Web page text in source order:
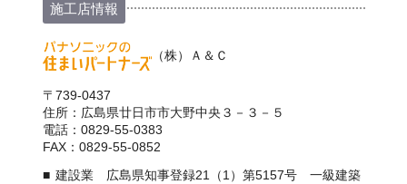
施工店情報
（株）Ａ＆Ｃ
〒739-0437
住所：広島県廿日市市大野中央３－３－５
電話：0829-55-0383
FAX：0829-55-0852
建設業 広島県知事登録21（1）第5157号 一級建築